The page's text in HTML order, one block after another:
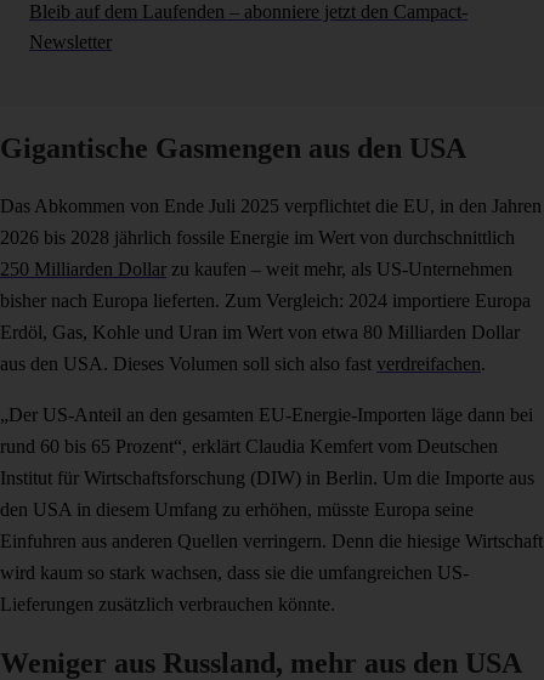
Bleib auf dem Laufenden – abonniere jetzt den Campact-
Newsletter
Gigantische Gasmengen aus den USA
Das Abkommen von Ende Juli 2025 verpflichtet die EU, in den Jahren
2026 bis 2028 jährlich fossile Energie im Wert von durchschnittlich
250 Milliarden Dollar zu kaufen – weit mehr, als US-Unternehmen
bisher nach Europa lieferten. Zum Vergleich: 2024 importiere Europa
Erdöl, Gas, Kohle und Uran im Wert von etwa 80 Milliarden Dollar
aus den USA. Dieses Volumen soll sich also fast verdreifachen.
„Der US-Anteil an den gesamten EU-Energie-Importen läge dann bei
rund 60 bis 65 Prozent“, erklärt Claudia Kemfert vom Deutschen
Institut für Wirtschaftsforschung (DIW) in Berlin. Um die Importe aus
den USA in diesem Umfang zu erhöhen, müsste Europa seine
Einfuhren aus anderen Quellen verringern. Denn die hiesige Wirtschaft
wird kaum so stark wachsen, dass sie die umfangreichen US-
Lieferungen zusätzlich verbrauchen könnte.
Weniger aus Russland, mehr aus den USA